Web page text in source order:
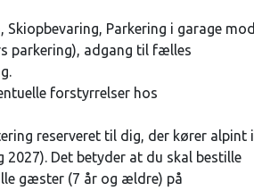
Skiopbevaring, Parkering i garage mod
parkering), adgang til fælles
forstyrrelser hos
reserveret til dig, der kører alpint i
2027). Det betyder at du skal bestille
gæster (7 år og ældre) på